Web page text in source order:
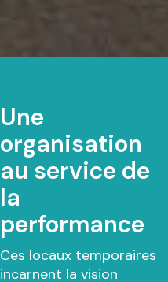
Une
organisation
au service de
la
performance
Ces locaux temporaires
incarnent la vision